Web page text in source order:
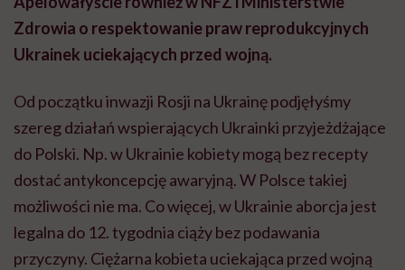
Zdrowia o respektowanie praw reprodukcyjnych
Ukrainek uciekających przed wojną.
Od początku inwazji Rosji na Ukrainę podjęłyśmy
szereg działań wspierających Ukrainki przyjeżdżające
do Polski. Np.w Ukrainie kobiety mogą bez recepty
dostać antykoncepcję awaryjną. W Polsce takiej
możliwości nie ma. Co więcej,w Ukrainie aborcja jest
legalna do 12. tygodnia ciąży bez podawania
przyczyny. Ciężarna kobieta uciekająca przed wojną